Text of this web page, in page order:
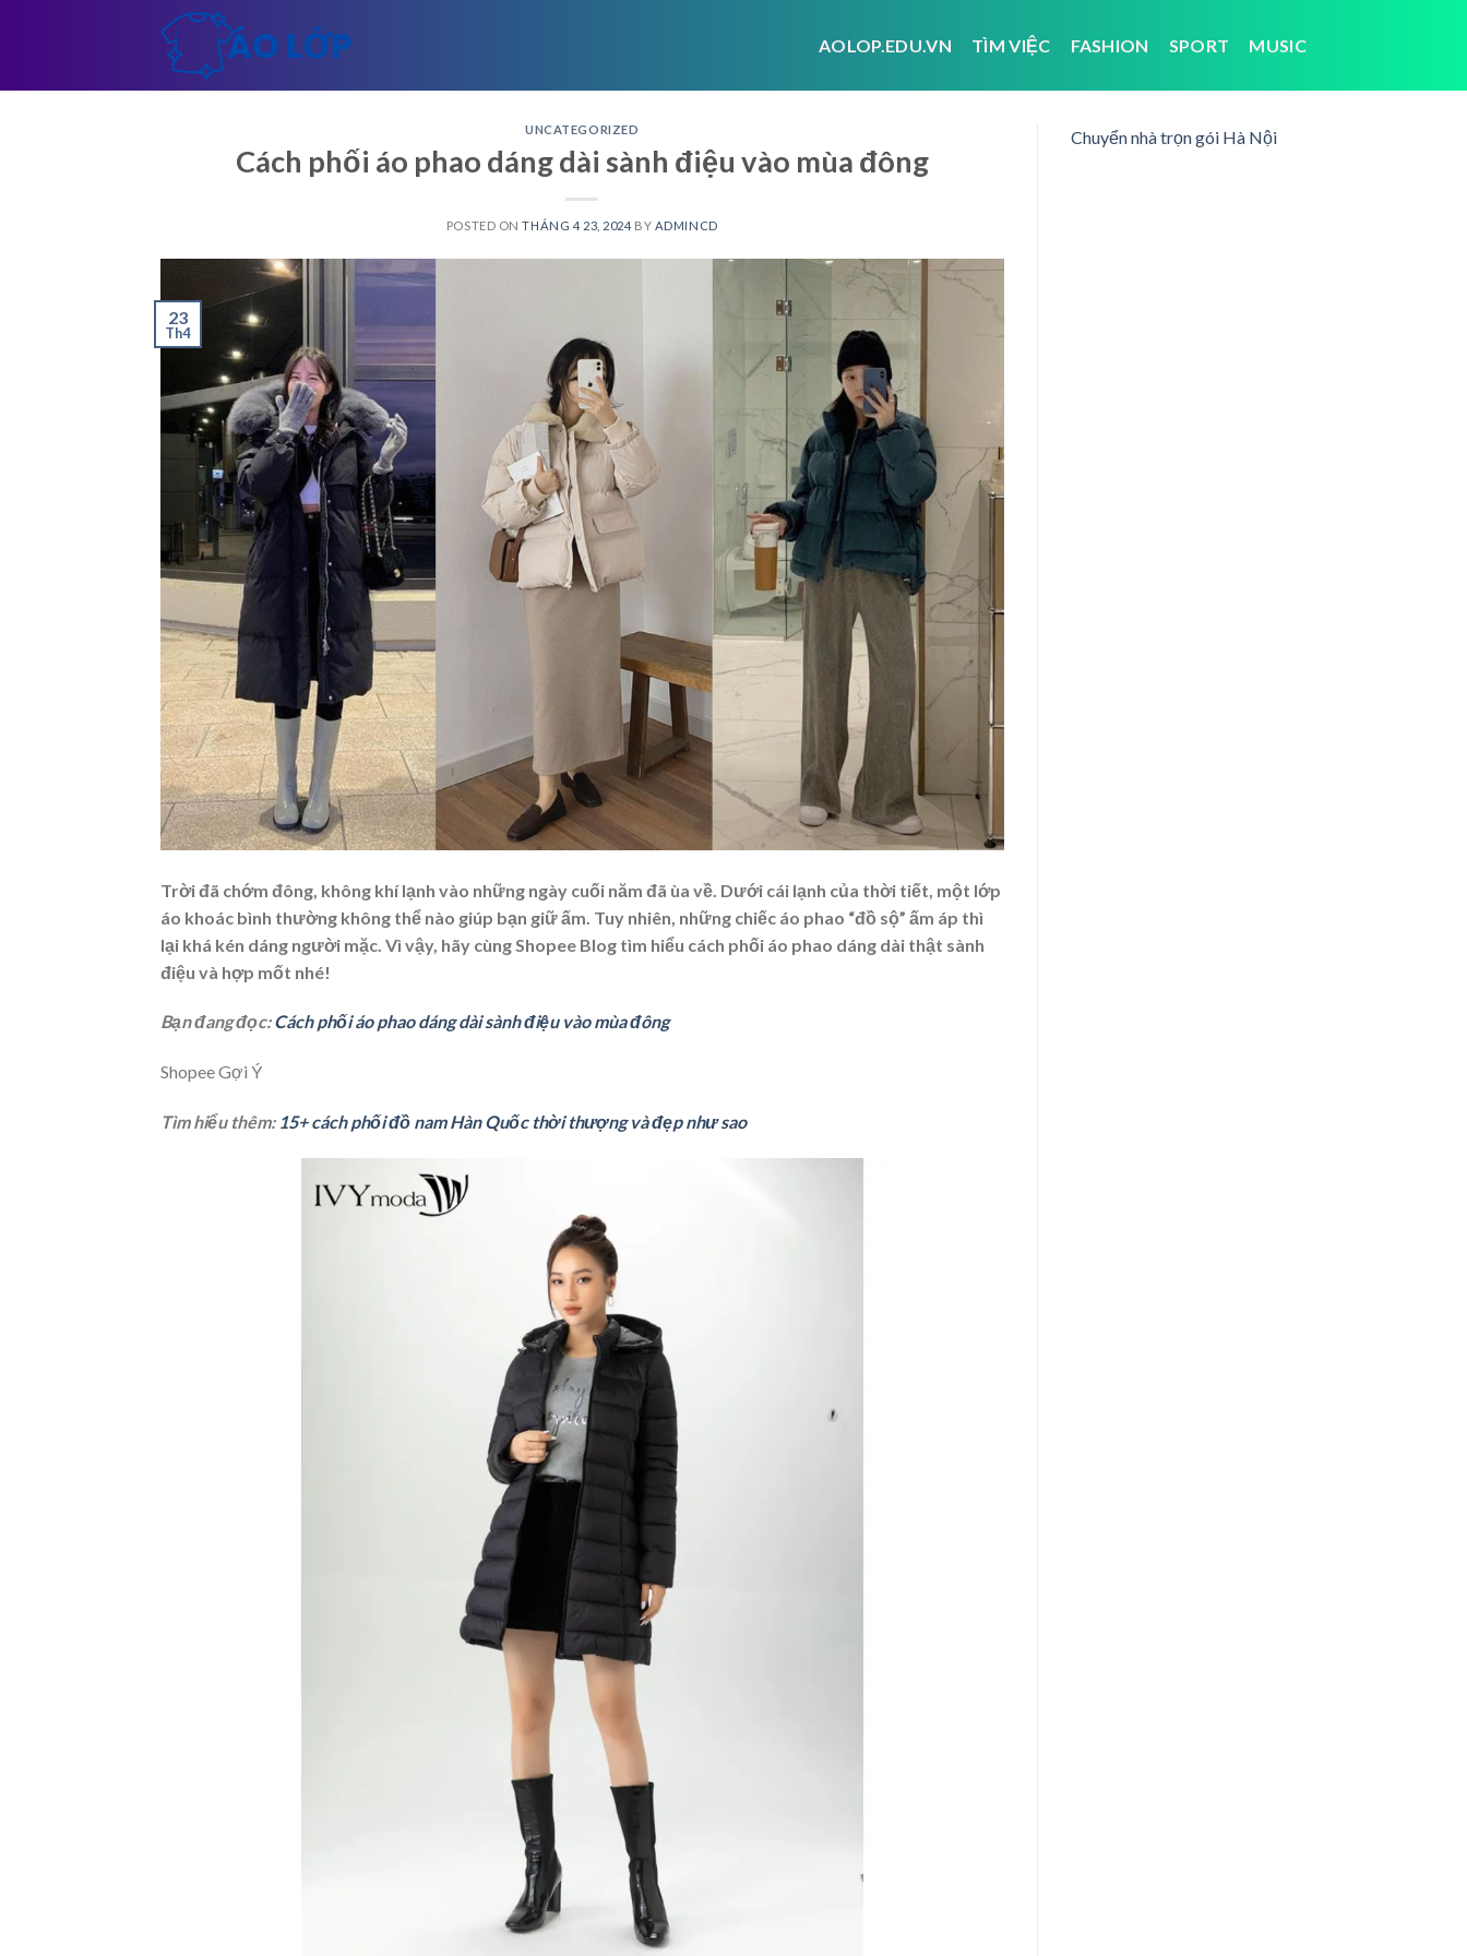
AOLOP.EDU.VN TÌM VIỆC FASHION SPORT MUSIC
UNCATEGORIZED
Cách phối áo phao dáng dài sành điệu vào mùa đông
POSTED ONTHÁNG 4 23, 2024 BY ADMINCD
23
Th4
Trời đã chớm đông, không khí lạnh vào những ngày cuối năm đã ùa về. Dưới cái lạnh của thời tiết, một lớp
áo khoác bình thường không thể nào giúp bạn giữ ấm. Tuy nhiên, những chiếc áo phao “đồ sộ” ấm áp thì
lại khá kén dáng người mặc. Vì vậy, hãy cùng Shopee Blog tìm hiểu cách phối áo phao dáng dài thật sành
điệu và hợp mốt nhé!
Bạn đang đọc:Cách phối áo phao dáng dài sành điệu vào mùa đông
Shopee Gợi Ý
Tìm hiểu thêm: 15+ cách phối đồ nam Hàn Quốc thời thượng và đẹp như sao
Chuyển nhà trọn gói Hà Nội